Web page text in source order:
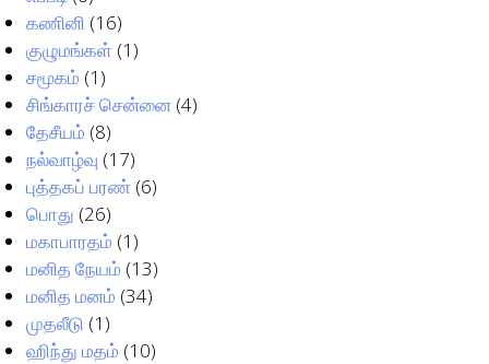
கணினி (16)
குழுமங்கள் (1)
சமூகம் (1)
சிங்காரச் சென்னை (4)
தேசீயம் (8)
நல்வாழ்வு (17)
புத்தகப் பரண் (6)
பொது (26)
மகாபாரதம் (1)
மனித நேயம் (13)
மனித மனம் (34)
முதலீடு (1)
ஹிந்து மதம் (10)